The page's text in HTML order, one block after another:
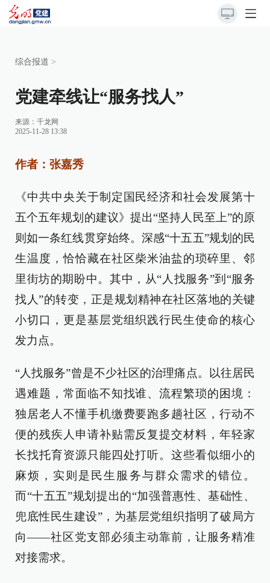
综合报道 >
党建牵线让“服务找人”
来源： 千龙网
2025-11-28 13:38
作者：张嘉秀
《中共中央关于制定国民经济和社会发展第十
五个五年规划的建议》提出“坚持人民至上”的原
则如一条红线贯穿始终。深感“十五五”规划的民
生温度，恰恰藏在社区柴米油盐的琐碎里、邻
里街坊的期盼中。其中，从“人找服务”到“服务
找人”的转变，正是规划精神在社区落地的关键
小切口，更是基层党组织践行民生使命的核心
发力点。
“人找服务”曾是不少社区的治理痛点。以往居民
遇难题，常面临不知找谁、流程繁琐的困境：
独居老人不懂手机缴费要跑多趟社区，行动不
便的残疾人申请补贴需反复提交材料，年轻家
长找托育资源只能四处打听。这些看似细小的
麻烦，实则是民生服务与群众需求的错位。
而“十五五”规划提出的“加强普惠性、基础性、
兜底性民生建设”，为基层党组织指明了破局方
向——社区党支部必须主动靠前，让服务精准
对接需求。